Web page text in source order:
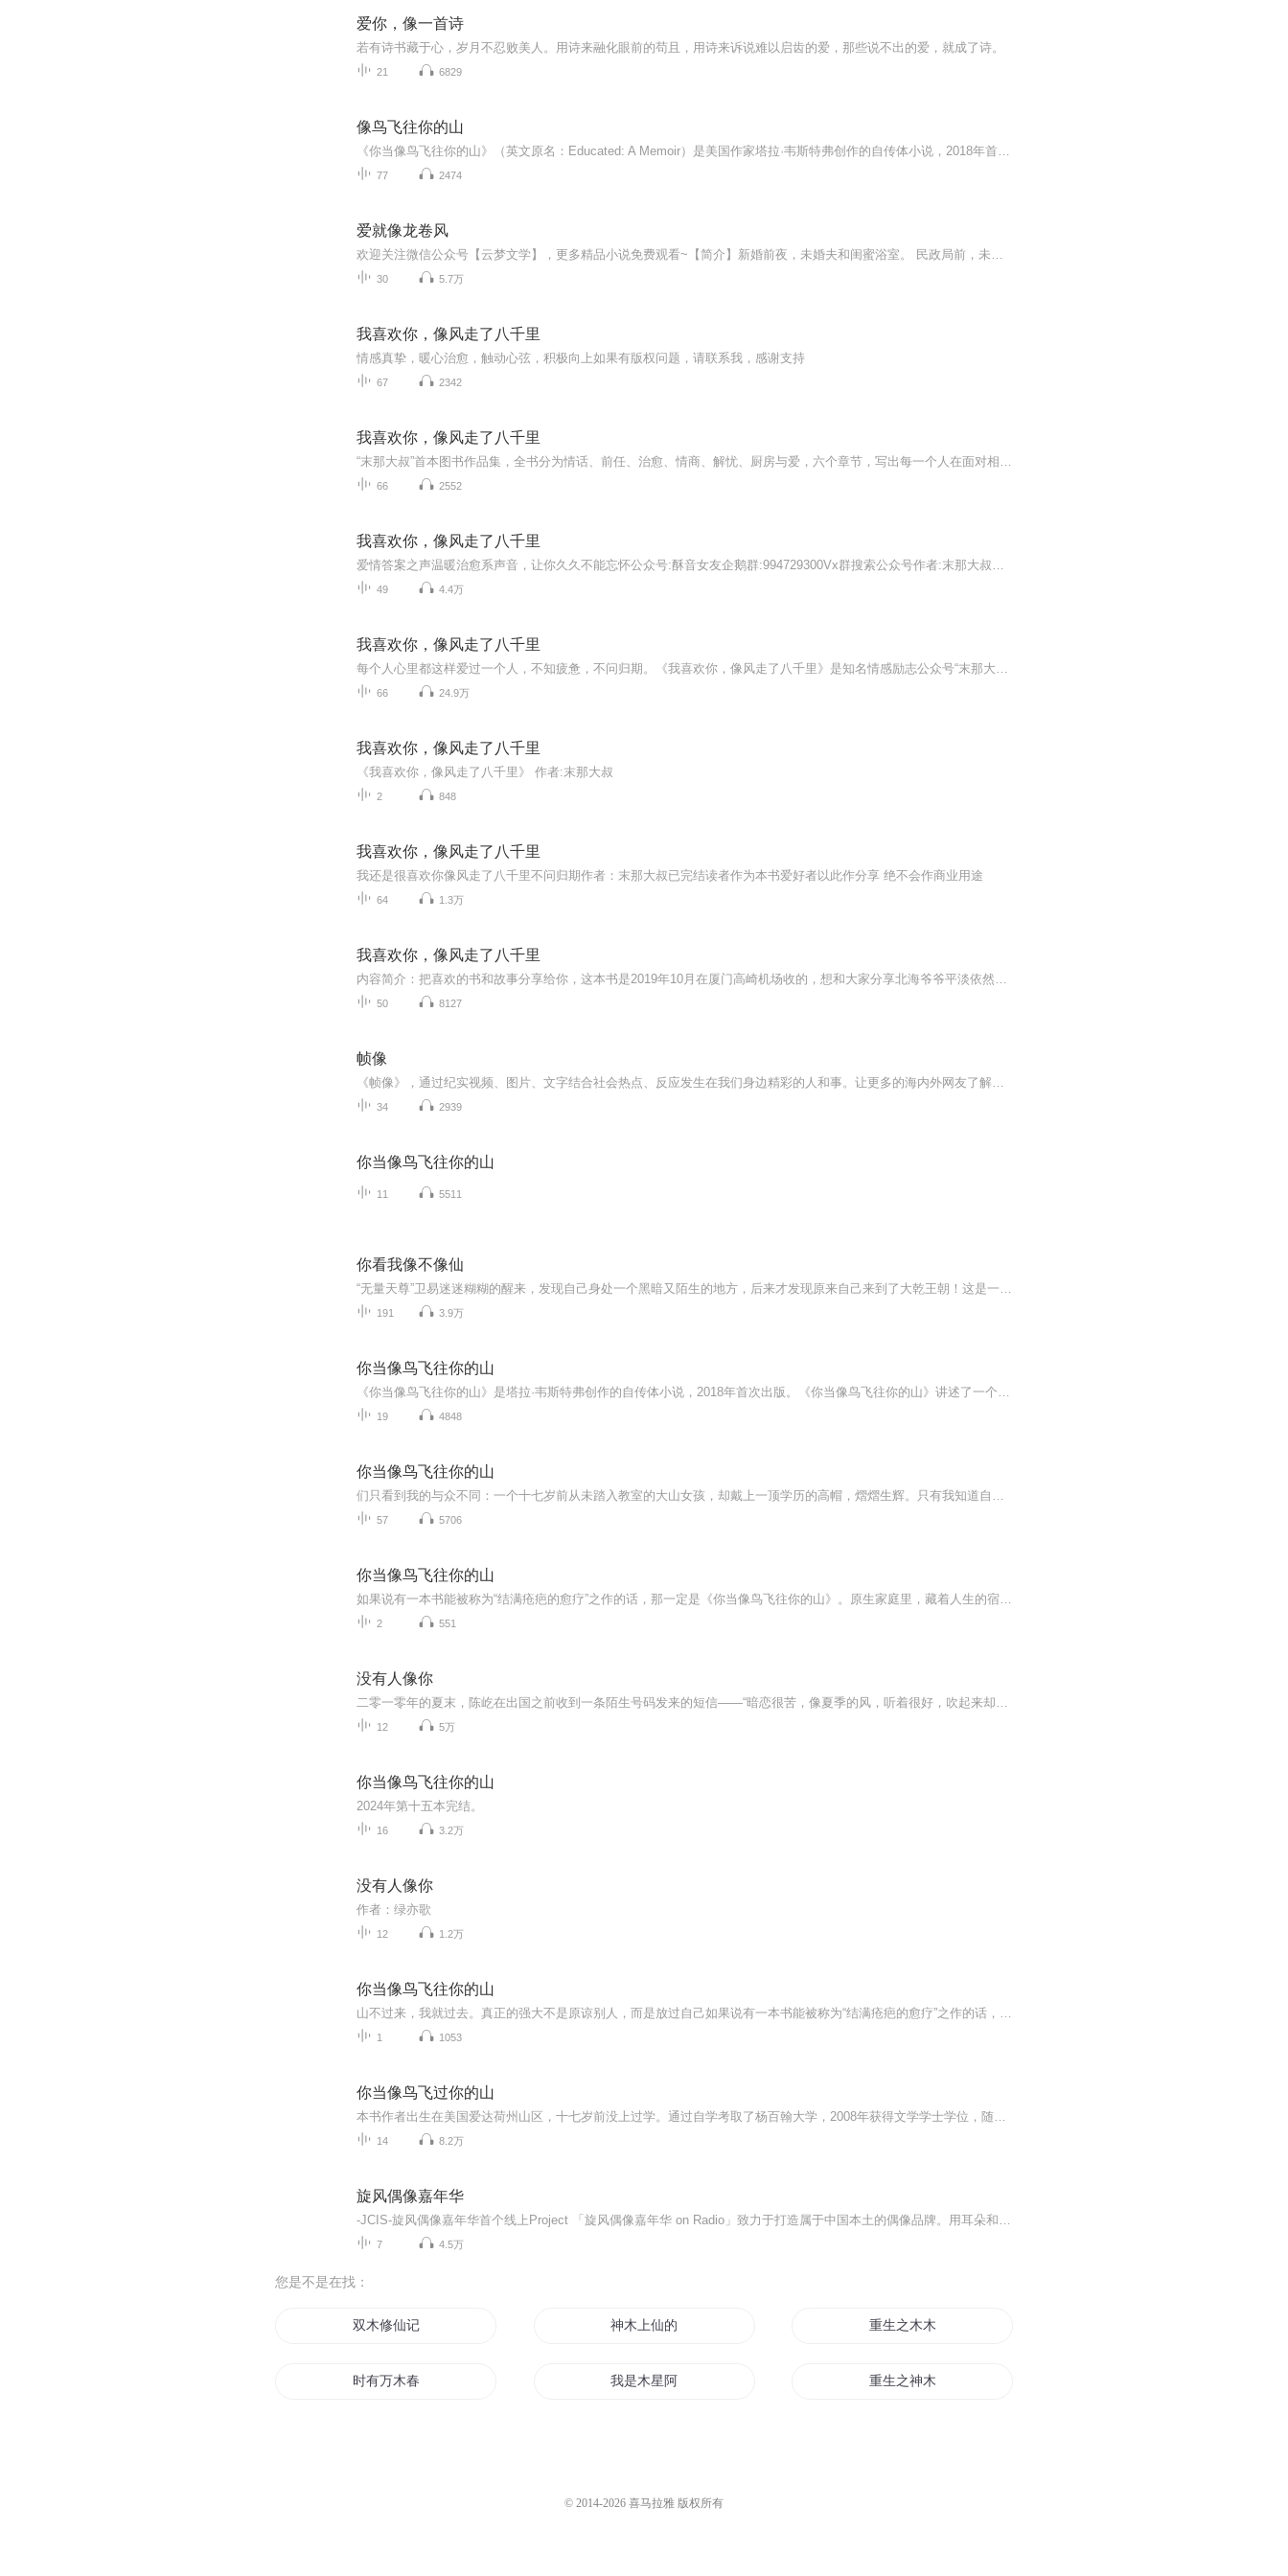
爱你，像一首诗
若有诗书藏于心，岁月不忍败美人。用诗来融化眼前的苟且，用诗来诉说难以启齿的爱，那些说不出的爱，就成了诗。
21 6829
像鸟飞往你的山
《你当像鸟飞往你的山》（英文原名：Educated: A Memoir）是美国作家塔拉·韦斯特弗创作的自传体小说，2018年首次出版 。故事主线：讲述作者塔拉从美国爱达荷州山区一个与世隔绝的极端摩门教家庭出走，通过自学考入大学，最终获得剑桥大学历史学博士学位的...
77 2474
爱就像龙卷风
欢迎关注微信公众号【云梦文学】，更多精品小说免费观看~【简介】新婚前夜，未婚夫和闺蜜浴室。 民政局前，未婚夫推脱不来，丢她一人在风中凌乱。 面对相似遭遇的男人，她主动凑过去，“江总，如果你暂时找不到新娘子的话，不如考虑下我如何？” 他欣然应允，两个熟悉的陌生人从此被捆绑在一起。 她对他没有爱，和他结婚的初衷也只是为了报复未婚夫。 却不想爱情来的太快就像龙卷风……
30 5.7万
我喜欢你，像风走了八千里
情感真挚，暖心治愈，触动心弦，积极向上如果有版权问题，请联系我，感谢支持
67 2342
我喜欢你，像风走了八千里
“末那大叔”首本图书作品集，全书分为情话、前任、治愈、情商、解忧、厨房与爱，六个章节，写出每一个人在面对相聚和离散，爱的时候好好相爱，散的时候不计前嫌。面对前任互不打扰，对待爱人不离不弃。人生就像是一场消耗之旅，愿你能把好的时光，耗在自...
66 2552
我喜欢你，像风走了八千里
爱情答案之声温暖治愈系声音，让你久久不能忘怀公众号:酥音女友企鹅群:994729300Vx群搜索公众号作者:末那大叔播讲:酥音
49 4.4万
我喜欢你，像风走了八千里
每个人心里都这样爱过一个人，不知疲惫，不问归期。《我喜欢你，像风走了八千里》是知名情感励志公众号“末那大叔”首本图书作品集，全书分为情话、前任、治愈、情商、解忧、厨房与爱，六个章节，写出每一个人在生活里不可或缺的主题。面对相聚和离散，爱的时候好好相爱，散的时候不计前嫌。面对前任互不打扰，对待爱人不离不弃。人生就像是一场消耗之旅，愿你能把好的时光，耗在自己喜欢的人和事上。
66 24.9万
我喜欢你，像风走了八千里
《我喜欢你，像风走了八千里》 作者:末那大叔
2 848
我喜欢你，像风走了八千里
我还是很喜欢你像风走了八千里不问归期作者：末那大叔已完结读者作为本书爱好者以此作分享 绝不会作商业用途
64 1.3万
我喜欢你，像风走了八千里
内容简介：把喜欢的书和故事分享给你，这本书是2019年10月在厦门高崎机场收的，想和大家分享北海爷爷平淡依然令人动容的爱情和生活，愿你能在迷茫中找到爱的方式️！每个人心里都这样爱过一个人，不知疲惫，不问归期。《我喜欢你，像风走了八千里》是知名...
50 8127
帧像
《帧像》，通过纪实视频、图片、文字结合社会热点、反应发生在我们身边精彩的人和事。让更多的海内外网友了解一个生动又充满正能量的时代中国。
34 2939
你当像鸟飞往你的山
11 5511
你看我像不像仙
“无量天尊”卫易迷迷糊糊的醒来，发现自己身处一个黑暗又陌生的地方，后来才发现原来自己来到了大乾王朝！这是一个光怪陆离的世界！杀人放火金腰带，修桥补路无尸骸。他们家法师单传，虽然说并不是传说之中的三清门下，也不是什么大乘佛法。但是在民间教...
191 3.9万
你当像鸟飞往你的山
《你当像鸟飞往你的山》是塔拉·韦斯特弗创作的自传体小说，2018年首次出版。《你当像鸟飞往你的山》讲述了一个出生在美国爱达荷州山区的姑娘塔拉，通过自己不断的学习，挣脱了原生家庭的伤痕与束缚，在对自己的过往进行反思时得到救赎与解放的故事
19 4848
你当像鸟飞往你的山
们只看到我的与众不同：一个十七岁前从未踏入教室的大山女孩，却戴上一顶学历的高帽，熠熠生辉。只有我知道自己的真面目：我来自一个极少有人能想象的家庭。我的童年由垃圾场的废铜烂铁铸成，那里没有读书声，只有起重机的轰鸣。不上学，不就医，是父亲要...
57 5706
你当像鸟飞往你的山
如果说有一本书能被称为“结满疮疤的愈疗”之作的话，那一定是《你当像鸟飞往你的山》。原生家庭里，藏着人生的宿命，真正的强大不是原谅别人，而是放过自己！塔拉曾自卑、崩溃、自我怀疑，内心里像有什么东西腐烂了，恶臭熏天，直到她逃离大山，打开另一...
2 551
没有人像你
二零一零年的夏末，陈屹在出国之前收到一条陌生号码发来的短信——“暗恋很苦，像夏季的风，听着很好，吹起来却满是燥热。于是夏天结束了，我也不喜欢你了。”“陈屹，祝你一路平安，前程似锦。”彼时十七岁的陈屹，书香世家出生，颜正性子野，是八中的风...
12 5万
你当像鸟飞往你的山
2024年第十五本完结。
16 3.2万
没有人像你
作者：绿亦歌
12 1.2万
你当像鸟飞往你的山
山不过来，我就过去。真正的强大不是原谅别人，而是放过自己如果说有一本书能被称为“结满疮疤的愈疗”之作的话，那一定是《你当像鸟飞往你的山》。这本书一经上市，便立即登上《纽约时报》畅销榜，全美销量破百万册。作者塔拉·韦斯特弗用平淡的笔触，真...
1 1053
你当像鸟飞过你的山
本书作者出生在美国爱达荷州山区，十七岁前没上过学。通过自学考取了杨百翰大学，2008年获得文学学士学位，随后获得盖茨剑桥奖学金，2009年获得剑桥哲学硕士学位，2010年获得奖学金赴哈佛访学，2014年获得剑桥大学历史学博士学位。2018年出版处女作《你当...
14 8.2万
旋风偶像嘉年华
-JCIS-旋风偶像嘉年华首个线上Project 「旋风偶像嘉年华 on Radio」致力于打造属于中国本土的偶像品牌。用耳朵和爱豆相遇，恋上爱豆的声音。臣服于你的颜值下，沦陷在你的旋律里。欢迎收听《旋风偶像嘉年华》！！
7 4.5万
您是不是在找：
双木修仙记 神木上仙的二哈 重生之木木城主
时有万木春 我是木星阿木木 重生之神木
© 2014-2026 喜马拉雅 版权所有